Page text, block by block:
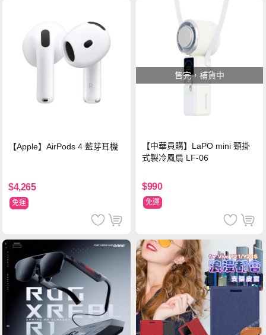
【Apple】AirPods 4 藍芽耳機
$4,265
免運
售完，補貨中
【中華員購】LaPO mini 頸掛
式製冷風扇 LF-06
$990
免運